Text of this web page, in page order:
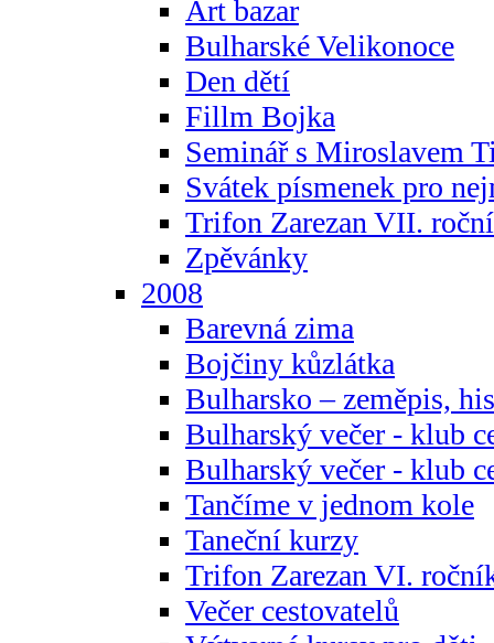
Art bazar
Bulharské Velikonoce
Den dětí
Fillm Bojka
Seminář s Miroslavem
Svátek písmenek pro
Trifon Zarezan VII.
Zpěvánky
2008
Barevná zima
Bojčiny kůzlátka
Bulharsko – zeměpis,
Bulharský večer - klub
Bulharský večer - klub
Tančíme v jednom kole
Taneční kurzy
Trifon Zarezan VI.
Večer cestovatelů